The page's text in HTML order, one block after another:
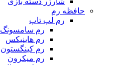
حافظه رم
رم لپ تاپ
رم سامسونگ
رم هاینیکس
رم کینگستون
رم میکرون